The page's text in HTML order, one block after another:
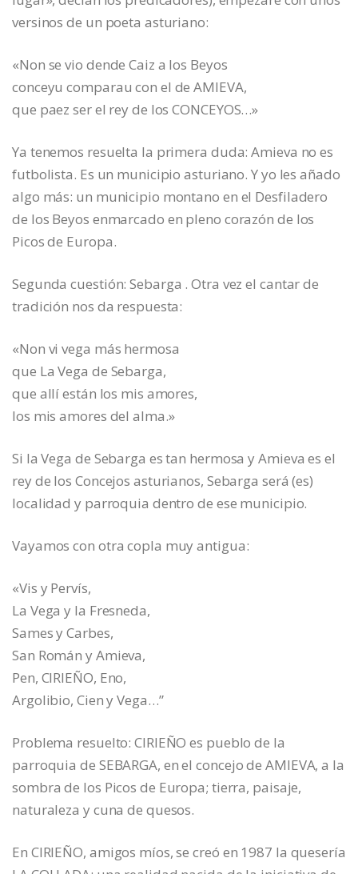
versinos de un poeta asturiano:
«Non se vio dende Caiz a los Beyos
conceyu comparau con el de AMIEVA,
que paez ser el rey de los CONCEYOS…»
Ya tenemos resuelta la primera duda: Amieva no es
futbolista. Es un municipio asturiano. Y yo les añado
algo más: un municipio montano en el Desfiladero
de los Beyos enmarcado en pleno corazón de los
Picos de Europa.
Segunda cuestión: Sebarga . Otra vez el cantar de
tradición nos da respuesta:
«Non vi vega más hermosa
que La Vega de Sebarga,
que allí están los mis amores,
los mis amores del alma.»
Si la Vega de Sebarga es tan hermosa y Amieva es el
rey de los Concejos asturianos, Sebarga será (es)
localidad y parroquia dentro de ese municipio.
Vayamos con otra copla muy antigua:
«Vis y Pervís,
La Vega y la Fresneda,
Sames y Carbes,
San Román y Amieva,
Pen, CIRIEÑO, Eno,
Argolibio, Cien y Vega…”
Problema resuelto: CIRIEÑO es pueblo de la
parroquia de SEBARGA, en el concejo de AMIEVA, a la
sombra de los Picos de Europa; tierra, paisaje,
naturaleza y cuna de quesos.
En CIRIEÑO, amigos míos, se creó en 1987 la quesería